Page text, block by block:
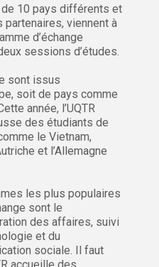
de 10 pays différents et
viennent à
d’échange
sessions d’études.
sont issus
soit de pays comme
année, l’UQTR
des étudiants de
le Vietnam,
et l’Allemagne
les plus populaires
sont le
des affaires, suivi
et du
sociale. Il faut